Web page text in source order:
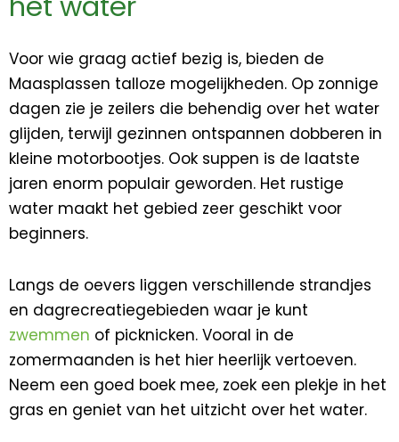
Voor wie graag actief bezig is, bieden de
Maasplassen talloze mogelijkheden. Op zonnige
dagen zie je zeilers die behendig over het water
glijden, terwijl gezinnen ontspannen dobberen in
kleine motorbootjes. Ook suppen is de laatste
jaren enorm populair geworden. Het rustige
water maakt het gebied zeer geschikt voor
beginners.
Langs de oevers liggen verschillende strandjes
en dagrecreatiegebieden waar je kunt
zwemmen of picknicken. Vooral in de
zomermaanden is het hier heerlijk vertoeven.
Neem een goed boek mee, zoek een plekje in het
gras en geniet van het uitzicht over het water.